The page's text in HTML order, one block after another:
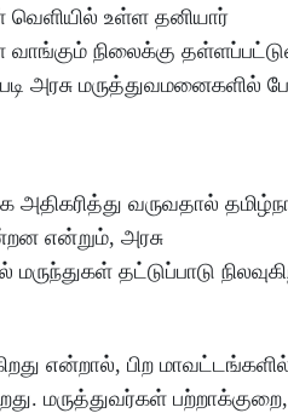
உள்ள தனியார்
நிலைக்கு
அரசு மருத்துவமனைகளில்
வருவதால்
என்றும், அரசு
தட்டுப்பாடு
என்றால், பிற
மருத்துவர்கள் பற்றாக்குறை,